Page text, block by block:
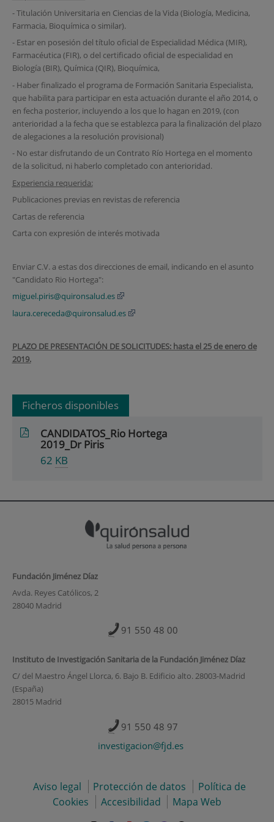
- Titulación Universitaria en Ciencias de la Vida (Biología, Medicina,
Farmacia, Bioquímica o similar).
- Estar en posesión del título oficial de Especialidad Médica (MIR),
Farmacéutica (FIR), o del certificado oficial de especialidad en
Biología (BIR), Química (QIR), Bioquímica,
- Haber finalizado el programa de Formación Sanitaria Especialista,
que habilita para participar en esta actuación durante el año 2014, o
en fecha posterior, incluyendo a los que lo hagan en 2019, (con
anterioridad a la fecha que se establezca para la finalización del plazo
de alegaciones a la resolución provisional)
- No estar disfrutando de un Contrato Río Hortega en el momento
de la solicitud, ni haberlo completado con anterioridad.
Experiencia requerida:
Publicaciones previas en revistas de referencia
Cartas de referencia
Carta con expresión de interés motivada
Enviar C.V. a estas dos direcciones de email, indicando en el asunto
"Candidato Rio Hortega":
miguel.piris@quironsalud.es
laura.cereceda@quironsalud.es
PLAZO DE PRESENTACIÓN DE SOLICITUDES: hasta el 25 de enero de
2019.
Ficheros disponibles
CANDIDATOS_Rio Hortega
2019_Dr Piris
62 KB
Fundación Jiménez Díaz
Avda. Reyes Católicos, 2
28040 Madrid
91 550 48 00
Instituto de Investigación Sanitaria de la Fundación Jiménez Díaz
C/ del Maestro Ángel Llorca, 6. Bajo B. Edificio alto. 28003-Madrid
(España)
28015 Madrid
91 550 48 97
investigacion@fjd.es
Aviso legal Protección de datos
Política de
Cookies
Accesibilidad Mapa Web